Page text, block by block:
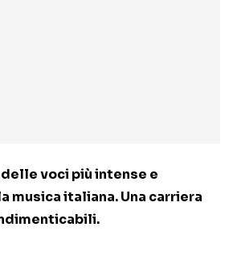
delle voci più intense e
musica italiana. Una carriera